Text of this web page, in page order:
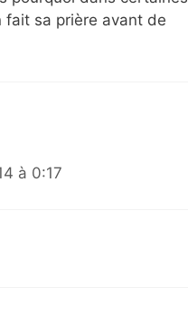
fait sa prière avant de
à 0:17